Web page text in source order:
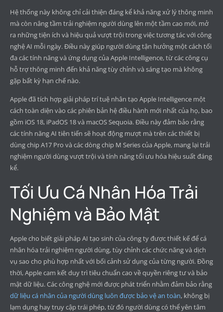
Hệ thống này không chỉ cải thiện đáng kể khả năng xử lý thông minh
mà còn nâng tầm trải nghiệm người dùng lên một tầm cao mới, mở
ra những tiện ích và hiệu quả vượt trội trong việc tương tác với công
nghệ AI mỗi ngày. Điều này giúp người dùng tận hưởng một cách tối
đa các tính năng và ứng dụng của Apple Intelligence, từ các công cụ
hỗ trợ thông minh đến khả năng tùy chỉnh và sáng tạo mà không
gặp bất kỳ hạn chế nào.
Apple đã tích hợp giải pháp trí tuệ nhân tạo Apple Intelligence một
cách toàn diện vào các phiên bản hệ điều hành mới nhất của họ, bao
gồm iOS 18, iPadOS 18 và macOS Sequoia. Điều này đảm bảo rằng
các tính năng AI tiên tiến sẽ hoạt động mượt mà trên các thiết bị
dùng chip A17 Pro và các dòng chip M Series của Apple, mang lại trải
nghiệm người dùng vượt trội và tính năng tối ưu hóa hiệu suất đáng
kể.
Tối Ưu Cá Nhân Hóa Trải
Nghiệm và Bảo Mật
Apple cho biết giải pháp AI tạo sinh của công ty được thiết kế để cá
nhân hóa trải nghiệm người dùng, tùy chỉnh các chức năng và dịch
vụ sao cho phù hợp nhất với bối cảnh sử dụng của từng người. Đồng
thời, Apple cam kết duy trì tiêu chuẩn cao về quyền riêng tư và bảo
mật dữ liệu. Các công nghệ mới được phát triển nhằm đảm bảo rằng
dữ liệu cá nhân của người dùng luôn được bảo vệ an toàn, không bị
lạm dụng hay truy cập trái phép, từ đó người dùng có thể yên tâm